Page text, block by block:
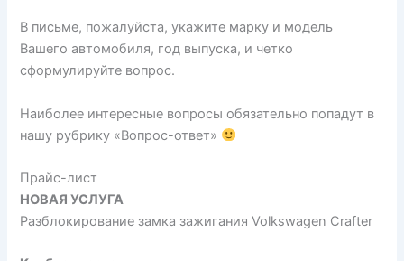
В письме, пожалуйста, укажите марку и модель
Вашего автомобиля, год выпуска, и четко
сформулируйте вопрос.
Наиболее интересные вопросы обязательно попадут в
нашу рубрику «Вопрос-ответ»
Прайс-лист
НОВАЯ УСЛУГА
Разблокирование замка зажигания Volkswagen Crafter